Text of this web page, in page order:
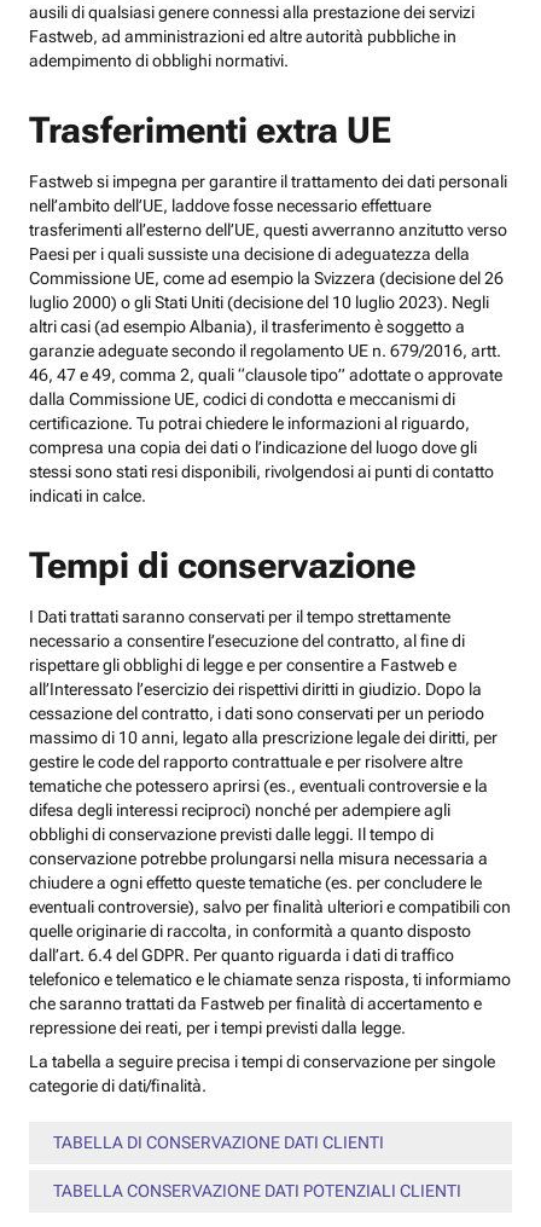
ausili di qualsiasi genere connessi alla prestazione dei servizi
Fastweb, ad amministrazioni ed altre autorità pubbliche in
adempimento di obblighi normativi.
Trasferimenti extra UE
Fastweb si impegna per garantire il trattamento dei dati personali
nell’ambito dell’UE, laddove fosse necessario effettuare
trasferimenti all’esterno dell’UE, questi avverranno anzitutto verso
Paesi per i quali sussiste una decisione di adeguatezza della
Commissione UE, come ad esempio la Svizzera (decisione del 26
luglio 2000) o gli Stati Uniti (decisione del 10 luglio 2023). Negli
altri casi (ad esempio Albania), il trasferimento è soggetto a
garanzie adeguate secondo il regolamento UE n. 679/2016, artt.
46, 47 e 49, comma 2, quali “clausole tipo” adottate o approvate
dalla Commissione UE, codici di condotta e meccanismi di
certificazione. Tu potrai chiedere le informazioni al riguardo,
compresa una copia dei dati o l’indicazione del luogo dove gli
stessi sono stati resi disponibili, rivolgendosi ai punti di contatto
indicati in calce.
Tempi di conservazione
I Dati trattati saranno conservati per il tempo strettamente
necessario a consentire l’esecuzione del contratto, al fine di
rispettare gli obblighi di legge e per consentire a Fastweb e
all’Interessato l’esercizio dei rispettivi diritti in giudizio. Dopo la
cessazione del contratto, i dati sono conservati per un periodo
massimo di 10 anni, legato alla prescrizione legale dei diritti, per
gestire le code del rapporto contrattuale e per risolvere altre
tematiche che potessero aprirsi (es., eventuali controversie e la
difesa degli interessi reciproci) nonché per adempiere agli
obblighi di conservazione previsti dalle leggi. Il tempo di
conservazione potrebbe prolungarsi nella misura necessaria a
chiudere a ogni effetto queste tematiche (es. per concludere le
eventuali controversie), salvo per finalità ulteriori e compatibili con
quelle originarie di raccolta, in conformità a quanto disposto
dall’art. 6.4 del GDPR. Per quanto riguarda i dati di traffico
telefonico e telematico e le chiamate senza risposta, ti informiamo
che saranno trattati da Fastweb per finalità di accertamento e
repressione dei reati, per i tempi previsti dalla legge.
La tabella a seguire precisa i tempi di conservazione per singole
categorie di dati/finalità.
TABELLA DI CONSERVAZIONE DATI CLIENTI
TABELLA CONSERVAZIONE DATI POTENZIALI CLIENTI